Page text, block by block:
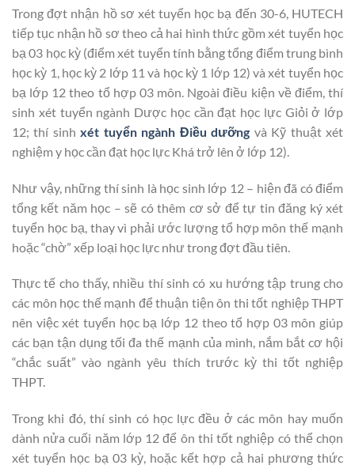
Trong đợt nhận hồ sơ xét tuyển học bạ đến 30-6, HUTECH
tiếp tục nhận hồ sơ theo cả hai hình thức gồm xét tuyển học
bạ 03 học kỳ (điểm xét tuyển tính bằng tổng điểm trung bình
học kỳ 1, học kỳ 2 lớp 11 và học kỳ 1 lớp 12) và xét tuyển học
bạ lớp 12 theo tổ hợp 03 môn. Ngoài điều kiện về điểm, thí
sinh xét tuyển ngành Dược học cần đạt học lực Giỏi ở lớp
12; thí sinhxét tuyển ngành Điều dưỡng và Kỹ thuật xét
nghiệm y học cần đạt học lực Khá trở lên ở lớp 12).
Như vậy, những thí sinh là học sinh lớp 12 – hiện đã có điểm
tổng kết năm học – sẽ có thêm cơ sở để tự tin đăng ký xét
tuyển học bạ, thay vì phải ước lượng tổ hợp môn thế mạnh
hoặc “chờ” xếp loại học lực như trong đợt đầu tiên.
Thực tế cho thấy, nhiều thí sinh có xu hướng tập trung cho
các môn học thế mạnh để thuận tiện ôn thi tốt nghiệp THPT
nên việc xét tuyển học bạ lớp 12 theo tổ hợp 03 môn giúp
các bạn tận dụng tối đa thế mạnh của mình, nắm bắt cơ hội
“chắc suất” vào ngành yêu thích trước kỳ thi tốt nghiệp
THPT.
Trong khi đó, thí sinh có học lực đều ở các môn hay muốn
dành nửa cuối năm lớp 12 để ôn thi tốt nghiệp có thể chọn
xét tuyển học bạ 03 kỳ, hoặc kết hợp cả hai phương thức